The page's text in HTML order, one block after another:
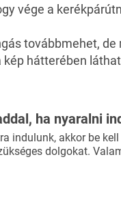
vége a
továbbmehet, de
kép hátterében
ha nyaralni
indulunk, akkor be
dolgokat.